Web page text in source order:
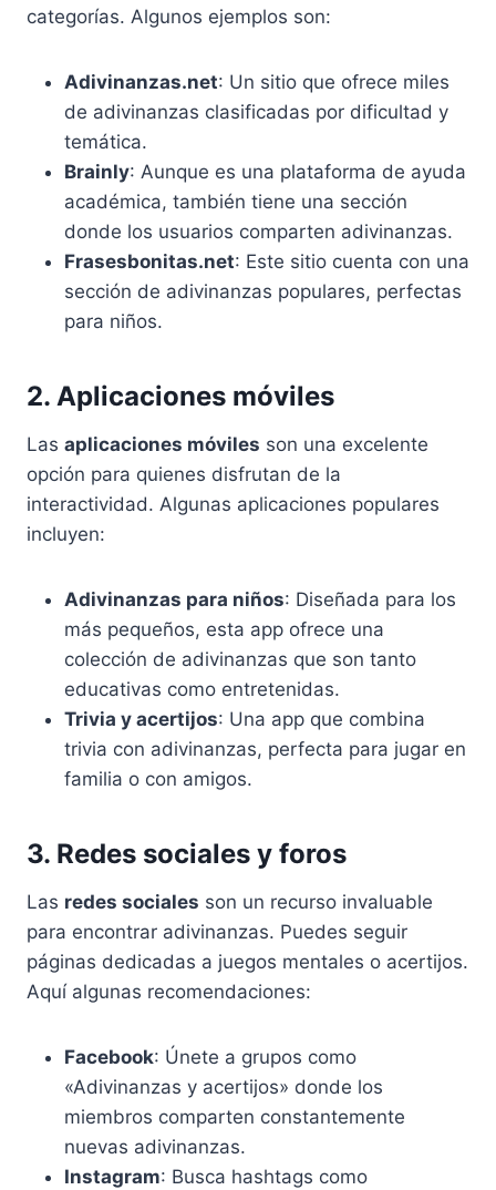
categorías. Algunos ejemplos son:
Adivinanzas.net: Un sitio que ofrece miles
de adivinanzas clasificadas por dificultad y
temática.
Brainly: Aunque es una plataforma de ayuda
académica, también tiene una sección
donde los usuarios comparten adivinanzas.
Frasesbonitas.net: Este sitio cuenta con una
sección de adivinanzas populares, perfectas
para niños.
2. Aplicaciones móviles
Las aplicaciones móviles son una excelente
opción para quienes disfrutan de la
interactividad. Algunas aplicaciones populares
incluyen:
Adivinanzas para niños: Diseñada para los
más pequeños, esta app ofrece una
colección de adivinanzas que son tanto
educativas como entretenidas.
Trivia y acertijos: Una app que combina
trivia con adivinanzas, perfecta para jugar en
familia o con amigos.
3. Redes sociales y foros
Las redes sociales son un recurso invaluable
para encontrar adivinanzas. Puedes seguir
páginas dedicadas a juegos mentales o acertijos.
Aquí algunas recomendaciones:
Facebook: Únete a grupos como
«Adivinanzas y acertijos» donde los
miembros comparten constantemente
nuevas adivinanzas.
Instagram: Busca hashtags como